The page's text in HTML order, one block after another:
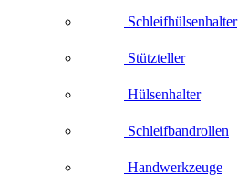
Schleifhülsenhalter
Stützteller
Hülsenhalter
Schleifbandrollen
Handwerkzeuge